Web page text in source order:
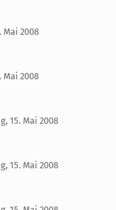
Mai 2008
Mai 2008
15. Mai 2008
15. Mai 2008